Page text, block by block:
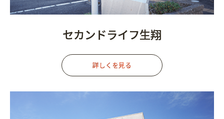
セカンドライフ生翔
詳しくを見る